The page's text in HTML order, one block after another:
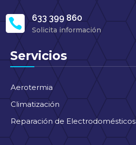
 633 399 860
Solicita información
Servicios
Aerotermia
Climatización
Reparación de Electrodomésticos